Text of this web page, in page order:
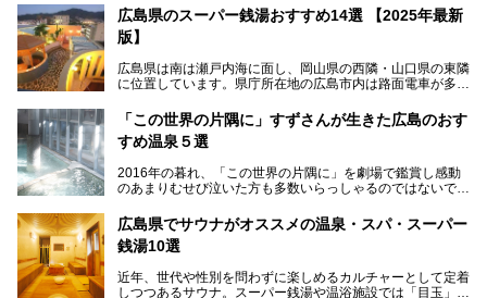
広島県のスーパー銭湯おすすめ14選 【2025年最新
版】
広島県は南は瀬戸内海に面し、岡山県の西隣・山口県の東隣
に位置しています。県庁所在地の広島市内は路面電車が多数
厳島神社と原爆ドームの2つの世界文化遺産があり、年間を
通して多数の観光客が訪れます。工業都市として栄えた呉市
や、坂の町・尾道市など、ゆっくり訪れたい町や観光スポッ
モン、全国にファンが多い広島風お好み焼きなどのグルメも
充実。
銭湯をご紹介します。
「この世界の片隅に」すずさんが生きた広島のおす
すめ温泉５選
2016年の暮れ、「この世界の片隅に」を劇場で鑑賞し感動
のあまりむせび泣いた方も多数いらっしゃるのではないでし
あの夏のヒロシマを生きた主人公すずさんの笑顔が、今もど
こかに輝きつづけていることをふと思い浮かべます。
そんな映画の舞台となった広島県呉市を中心に、広島のおす
広島県でサウナがオススメの温泉・スパ・スーパー
銭湯10選
近年、世代や性別を問わずに楽しめるカルチャーとして定着
しつつあるサウナ。スーパー銭湯や温浴施設では「目玉」と